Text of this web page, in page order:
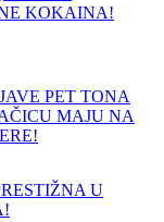
KOKAINA!
PET TONA
MAJU NA
U